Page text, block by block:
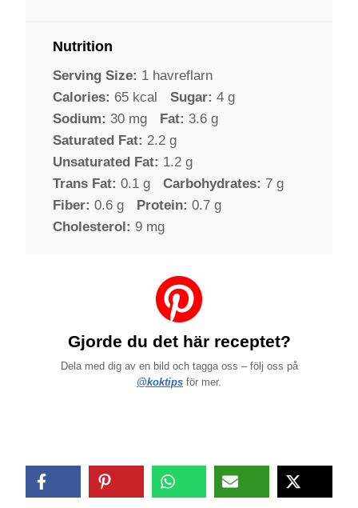
Nutrition
Serving Size: 1 havreflarn
Calories: 65 kcal Sugar: 4 g
Sodium: 30 mg Fat: 3.6 g
Saturated Fat: 2.2 g
Unsaturated Fat: 1.2 g
Trans Fat: 0.1 g Carbohydrates: 7 g
Fiber: 0.6 g Protein: 0.7 g
Cholesterol: 9 mg
Gjorde du det här receptet?
Dela med dig av en bild och tagga oss – följ oss på
@koktips för mer.